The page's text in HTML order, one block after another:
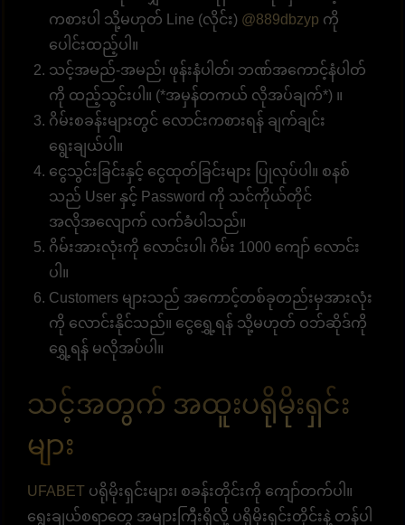
ကစားပါ သို့မဟုတ် Line (လိုင်း) @889dbzyp ကို
ပေါင်းထည့်ပါ။
သင့်အမည်-အမည်၊ ဖုန်းနံပါတ်၊ ဘဏ်အကောင့်နံပါတ်
ကို ထည့်သွင်းပါ။ (*အမှန်တကယ် လိုအပ်ချက်*) ။
ဂိမ်းစခန်းများတွင် လောင်းကစားရန် ချက်ချင်း
ရွေးချယ်ပါ။
ငွေသွင်းခြင်းနှင့် ငွေထုတ်ခြင်းများ ပြုလုပ်ပါ။ စနစ်
သည် User နှင့် Password ကို သင်ကိုယ်တိုင်
အလိုအလျောက် လက်ခံပါသည်။
ဂိမ်းအားလုံးကို လောင်းပါ၊ ဂိမ်း 1000 ကျော် လောင်း
ပါ။
Customers များသည် အကောင့်တစ်ခုတည်းမှအားလုံး
ကို လောင်းနိုင်သည်။ ငွေရွှေ့ရန် သို့မဟုတ် ဝဘ်ဆိုဒ်ကို
ရွှေ့ရန် မလိုအပ်ပါ။
သင့်အတွက် အထူးပရိုမိုးရှင်း
များ
UFABET ပရိုမိုးရှင်းများ၊ စခန်းတိုင်းကို ကျော်တက်ပါ။
ရွေးချယ်စရာတွေ အများကြီးရှိလို့ ပရိုမိုးရှင်းတိုင်းနဲ့ တန်ပါ